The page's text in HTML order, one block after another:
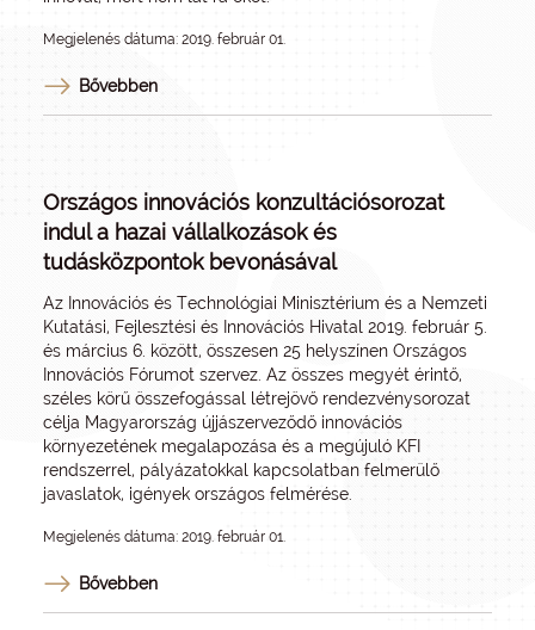
Megjelenés dátuma: 2019. február 01.
Bővebben
Országos innovációs konzultációsorozat
indul a hazai vállalkozások és
tudásközpontok bevonásával
Az Innovációs és Technológiai Minisztérium és a Nemzeti
Kutatási, Fejlesztési és Innovációs Hivatal 2019. február 5.
és március 6. között, összesen 25 helyszínen Országos
Innovációs Fórumot szervez. Az összes megyét érintő,
széles körű összefogással létrejövő rendezvénysorozat
célja Magyarország újjászerveződő innovációs
környezetének megalapozása és a megújuló KFI
rendszerrel, pályázatokkal kapcsolatban felmerülő
javaslatok, igények országos felmérése.
Megjelenés dátuma: 2019. február 01.
Bővebben